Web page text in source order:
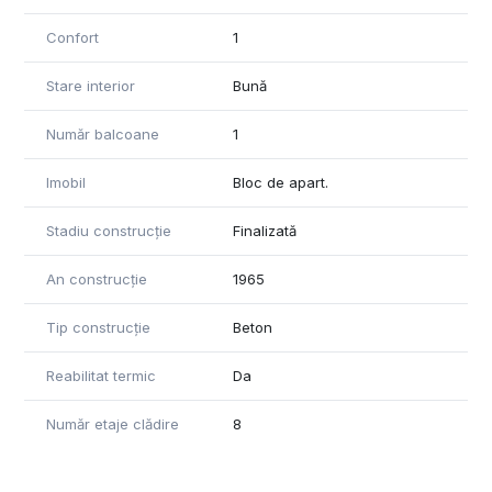
Confort 1
Stare interior Bună
Număr balcoane 1
Imobil Bloc de apart.
Stadiu construcție Finalizată
An construcție 1965
Tip construcție Beton
Reabilitat termic Da
Număr etaje clădire 8